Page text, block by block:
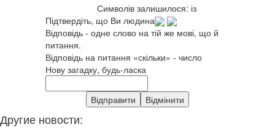
Символів залишилося: із
Підтвердіть, що Ви людина
Відповідь - одне слово на тій же мові, що й
питання.
Відповідь на питання «скільки» - число
Нову загадку, будь-ласка
Другие новости: